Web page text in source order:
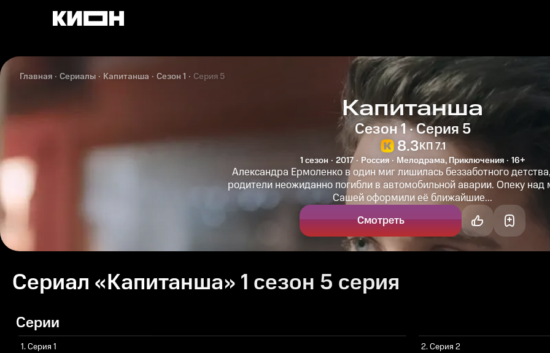
Главная Сериалы Капитанша Сезон 1 Серия 5
Капитанша
Сезон 1 · Серия 5
8.3КП 7.1
1 сезон 2017 Россия Мелодрама, Приключения 16+
Александра Ермоленко в один миг лишилась беззаботного
родители неожиданно погибли в автомобильной аварии. Опеку над
Сашей оформили её ближайшие...
Смотреть
Сериал «Капитанша» 1 сезон 5 серия
Серии
1. Серия 1 2. Серия 2